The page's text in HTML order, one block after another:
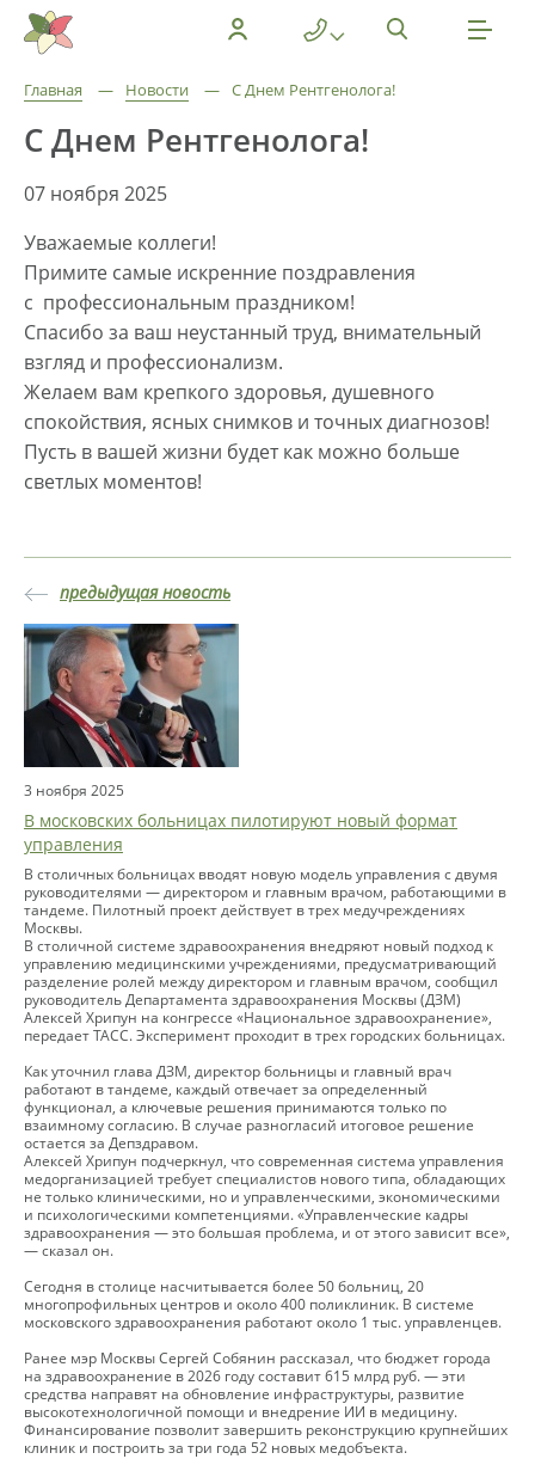
Главная — Новости — С Днем Рентгенолога!
С Днем Рентгенолога!
07 ноября 2025
Уважаемые коллеги!
Примите самые искренние поздравления
с профессиональным праздником!
Спасибо за ваш неустанный труд, внимательный
взгляд и профессионализм.
Желаем вам крепкого здоровья, душевного
спокойствия, ясных снимков и точных диагнозов!
Пусть в вашей жизни будет как можно больше
светлых моментов!
предыдущая новость
3 ноября 2025
В московских больницах пилотируют новый формат
управления
В столичных больницах вводят новую модель управления с двумя
руководителями — директором и главным врачом, работающими в
тандеме. Пилотный проект действует в трех медучреждениях
Москвы.
В столичной системе здравоохранения внедряют новый подход к
управлению медицинскими учреждениями, предусматривающий
разделение ролей между директором и главным врачом, сообщил
руководитель Департамента здравоохранения Москвы (ДЗМ)
Алексей Хрипун на конгрессе «Национальное здравоохранение»,
передает ТАСС. Эксперимент проходит в трех городских больницах.
Как уточнил глава ДЗМ, директор больницы и главный врач
работают в тандеме, каждый отвечает за определенный
функционал, а ключевые решения принимаются только по
взаимному согласию. В случае разногласий итоговое решение
остается за Депздравом.
Алексей Хрипун подчеркнул, что современная система управления
медорганизацией требует специалистов нового типа, обладающих
не только клиническими, но и управленческими, экономическими
и психологическими компетенциями. «Управленческие кадры
здравоохранения — это большая проблема, и от этого зависит все»,
— сказал он.
Сегодня в столице насчитывается более 50 больниц, 20
многопрофильных центров и около 400 поликлиник. В системе
московского здравоохранения работают около 1 тыс. управленцев.
Ранее мэр Москвы Сергей Собянин рассказал, что бюджет города
на здравоохранение в 2026 году составит 615 млрд руб. — эти
средства направят на обновление инфраструктуры, развитие
высокотехнологичной помощи и внедрение ИИ в медицину.
Финансирование позволит завершить реконструкцию крупнейших
клиник и построить за три года 52 новых медобъекта.